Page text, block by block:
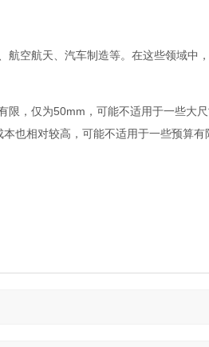
空航天、汽车制造等。在这些领域中
，仅为50mm，可能不适用于一些大
也相对较高，可能不适用于一些预算有